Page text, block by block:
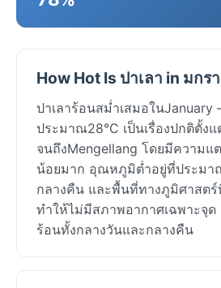
How Hot Is ปาเลา in มกร
ปาเลาร้อนสม่ำเสมอใน
ประมาณ28°C เป็นเรื่องปกติตั้ง
จนถึงMengellang โดยมีความแ
น้อยมาก อุณหภูมิต่ำอยู่ที่ประมา
กลางคืน และพื้นที่ทางภูมิศาสตร์
ทำให้ไม่มีสภาพอากาศเฉพาะจุด
ร้อนทั้งกลางวันและกลางคืน